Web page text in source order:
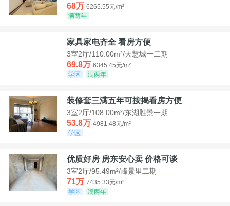
68万 6265.55元/m²
满两年
家具家电齐全 看房方便
3室2厅/110.00m²/天慧城一二期
69.8万 6345.45元/m²
学区
满两年
装修套三满五年可按揭看房方便
3室2厅/108.00m²/东湖胜景一期
53.8万 4981.48元/m²
学区
优质好房 房东安心卖 价格可谈
3室2厅/95.49m²/峰景里二期
71万 7435.33元/m²
学区
满两年